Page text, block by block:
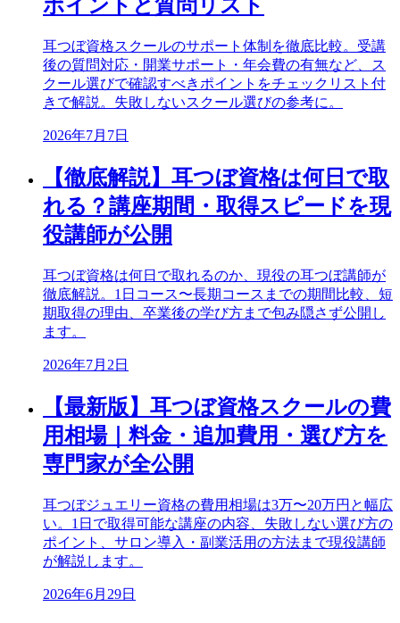
ポイントと質問リスト
耳つぼ資格スクールのサポート体制を徹底比較。受講
後の質問対応・開業サポート・年会費の有無など、ス
クール選びで確認すべきポイントをチェックリスト付
きで解説。失敗しないスクール選びの参考に。
2026年7月7日
【徹底解説】耳つぼ資格は何日で取
れる？講座期間・取得スピードを現
役講師が公開
耳つぼ資格は何日で取れるのか、現役の耳つぼ講師が
徹底解説。1日コース〜長期コースまでの期間比較、短
期取得の理由、卒業後の学び方まで包み隠さず公開し
ます。
2026年7月2日
【最新版】耳つぼ資格スクールの費
用相場｜料金・追加費用・選び方を
専門家が全公開
耳つぼジュエリー資格の費用相場は3万〜20万円と幅広
い。1日で取得可能な講座の内容、失敗しない選び方の
ポイント、サロン導入・副業活用の方法まで現役講師
が解説します。
2026年6月29日